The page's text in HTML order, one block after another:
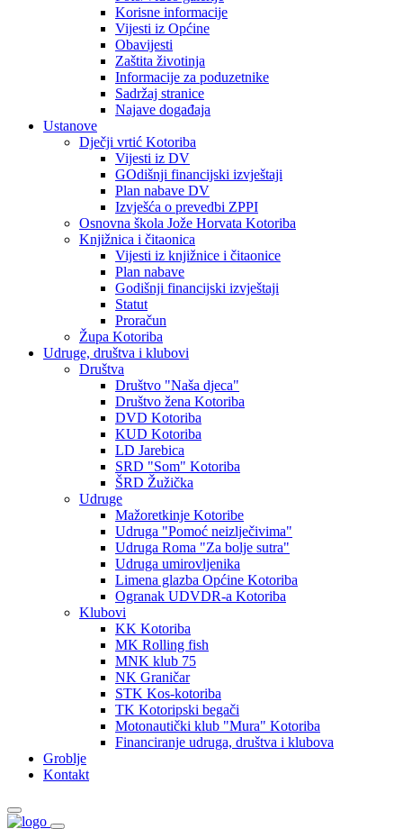
Korisne informacije
Vijesti iz Općine
Obavijesti
Zaštita životinja
Informacije za poduzetnike
Sadržaj stranice
Najave događaja
Ustanove
Dječji vrtić Kotoriba
Vijesti iz DV
GOdišnji financijski izvještaji
Plan nabave DV
Izvješća o prevedbi ZPPI
Osnovna škola Jože Horvata Kotoriba
Knjižnica i čitaonica
Vijesti iz knjižnice i čitaonice
Plan nabave
Godišnji financijski izvještaji
Statut
Proračun
Župa Kotoriba
Udruge, društva i klubovi
Društva
Društvo "Naša djeca"
Društvo žena Kotoriba
DVD Kotoriba
KUD Kotoriba
LD Jarebica
SRD "Som" Kotoriba
ŠRD Žužička
Udruge
Mažoretkinje Kotoribe
Udruga "Pomoć neizlječivima"
Udruga Roma "Za bolje sutra"
Udruga umirovljenika
Limena glazba Općine Kotoriba
Ogranak UDVDR-a Kotoriba
Klubovi
KK Kotoriba
MK Rolling fish
MNK klub 75
NK Graničar
STK Kos-kotoriba
TK Kotoripski begači
Motonautički klub "Mura" Kotoriba
Financiranje udruga, društva i klubova
Groblje
Kontakt